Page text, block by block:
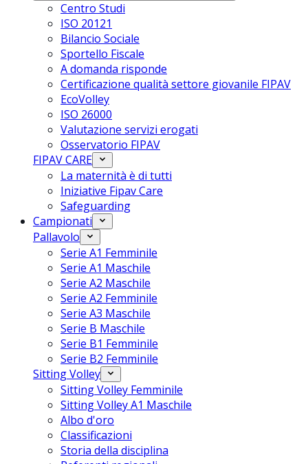
Centro Studi
ISO 20121
Bilancio Sociale
Sportello Fiscale
A domanda risponde
Certificazione qualità settore giovanile FIPAV
EcoVolley
ISO 26000
Valutazione servizi erogati
Osservatorio FIPAV
FIPAV CARE
La maternità è di tutti
Iniziative Fipav Care
Safeguarding
Campionati
Pallavolo
Serie A1 Femminile
Serie A1 Maschile
Serie A2 Maschile
Serie A2 Femminile
Serie A3 Maschile
Serie B Maschile
Serie B1 Femminile
Serie B2 Femminile
Sitting Volley
Sitting Volley Femminile
Sitting Volley A1 Maschile
Albo d'oro
Classificazioni
Storia della disciplina